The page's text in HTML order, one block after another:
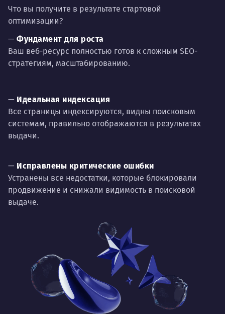
Что вы получите в результате стартовой
оптимизации?
— Фундамент для роста
Ваш веб-ресурс полностью готов к сложным SEO-
стратегиям, масштабированию.
— Идеальная индексация
Все страницы индексируются, видны поисковым
системам, правильно отображаются в результатах
выдачи.
— Исправлены критические ошибки
Устранены все недостатки, которые блокировали
продвижение и снижали видимость в поисковой
выдаче.